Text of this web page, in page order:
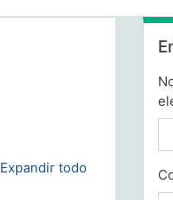
Expandir todo